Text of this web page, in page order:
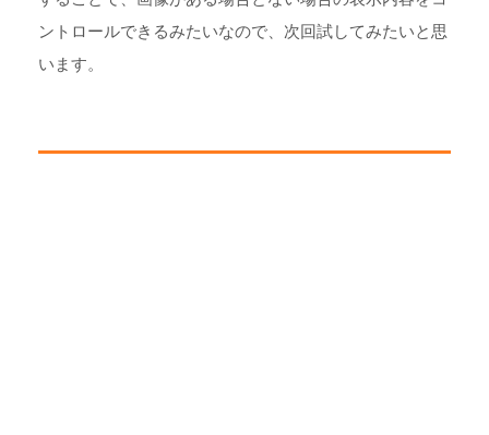
ントロールできるみたいなので、次回試してみたいと思
います。